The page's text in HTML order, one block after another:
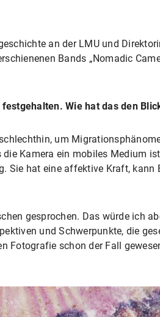
an der LMU und
Bands „Nomadic
Wie hat das den
um
Kamera ein mobiles Medium
Sie hat eine affektive Kraft,
gesprochen. Das würde ich
und Schwerpunkte, die
Fotografie schon der Fall